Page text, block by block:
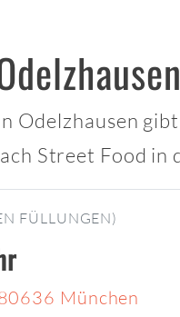
Odelzhausen
Street Food in
FÜLLUNGEN)
München